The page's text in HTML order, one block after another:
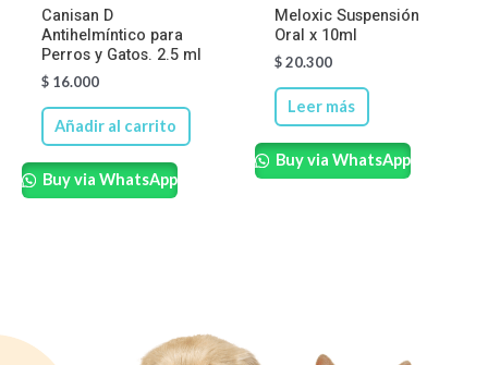
Canisan D
Antihelmíntico para
Perros y Gatos. 2.5 ml
$16.000
Añadir al carrito
Buy via WhatsApp
Meloxic Suspensión
Oral x 10ml
$20.300
Leer más
Buy via WhatsApp